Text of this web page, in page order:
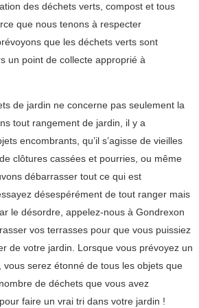
des déchets verts, compost et tous
que nous tenons à respecter
que les déchets verts sont
un point de collecte approprié à
de jardin ne concerne pas seulement la
tout rangement de jardin, il y a
encombrants, qu’il s’agisse de vieilles
clôtures cassées et pourries, ou même
débarrasser tout ce qui est
désespérément de tout ranger mais
le désordre, appelez-nous à Gondrexon
vos terrasses pour que vous puissiez
de votre jardin. Lorsque vous prévoyez un
serez étonné de tous les objets que
de déchets que vous avez
faire un vrai tri dans votre jardin !